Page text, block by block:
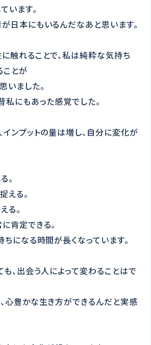
います。
日本にもいるんだなあと思います。
触れることで、私は純粋な気持ち
ことが
いました。
私にもあった感覚でした。
インプットの量は増し、自分に変化が
。
える。
る。
肯定できる。
ちになる時間が長くなっています。
も、出会う人によって変わることはで
心豊かな生き方ができるんだと実感